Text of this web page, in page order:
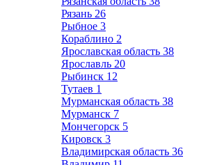
Рязань 26
Рыбное 3
Кораблино 2
Ярославская область 38
Ярославль 20
Рыбинск 12
Тутаев 1
Мурманская область 38
Мурманск 7
Мончегорск 5
Кировск 3
Владимирская область 36